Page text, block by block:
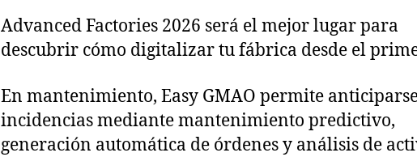
Advanced Factories 2026 será el mejor lugar para
descubrir cómo digitalizar tu fábrica desde el
En mantenimiento, Easy GMAO permite
incidencias mediante mantenimiento predictivo,
generación automática de órdenes y análisis de